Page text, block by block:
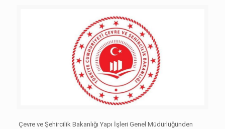
Çevre ve Şehircilik Bakanlığı Yapı İşleri Genel Müdürlüğünden